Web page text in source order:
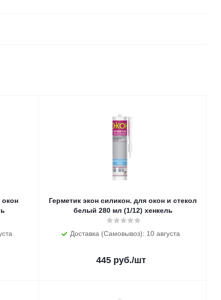
окон
Герметик экон силикон. для окон и стекол
белый 280 мл (1/12) хенкель
Доставка (Самовывоз): 10 августа
445 руб./шт